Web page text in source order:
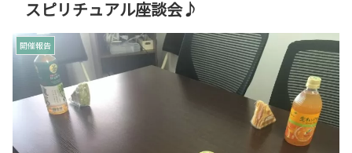
スピリチュアル座談会♪
開催報告